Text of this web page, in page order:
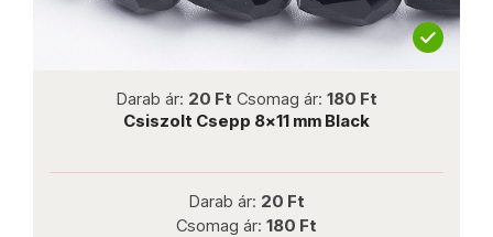
Darab ár: 20 Ft Csomag ár: 180 Ft
Csiszolt Csepp 8x11 mm Black
Darab ár: 20 Ft
Csomag ár: 180 Ft